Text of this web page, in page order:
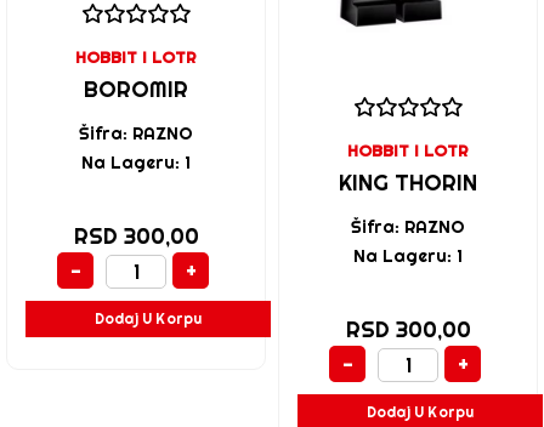
HOBBIT I LOTR
BOROMIR
Šifra: RAZNO
Na Lageru: 1
RSD 300,00
-
+
Dodaj U Korpu
HOBBIT I LOTR
KING THORIN
Šifra: RAZNO
Na Lageru: 1
RSD 300,00
-
+
Dodaj U Korpu